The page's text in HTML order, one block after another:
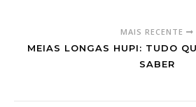
MAIS RECENTE
MEIAS LONGAS HUPI: TUDO
SABER